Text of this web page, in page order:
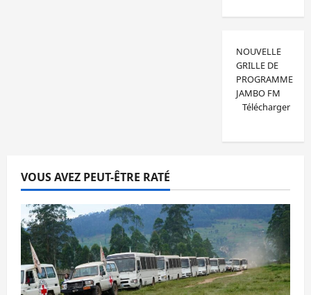
NOUVELLE
GRILLE DE
PROGRAMME
JAMBO FM
Télécharger
VOUS AVEZ PEUT-ÊTRE RATÉ